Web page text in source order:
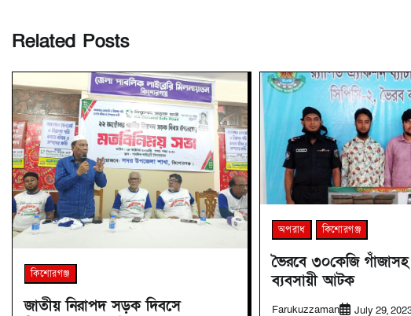
Related Posts
কিশোরগঞ্জ
জাতীয় নিরাপদ সড়ক দিবসে
অপরাধ কিশোরগঞ্জ
ভৈরবে ৩০কেজি
ব্যবসায়ী আটক
Farukuzzaman July 29,